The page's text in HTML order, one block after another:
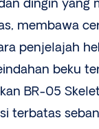
dingin yang
membawa
penjelajah
beku
BR-05
terbatas